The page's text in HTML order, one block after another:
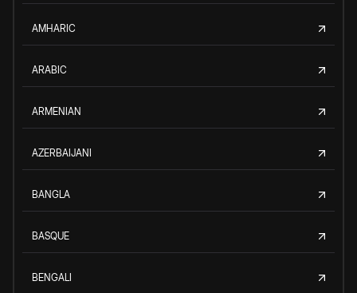
AMHARIC
ARABIC
ARMENIAN
AZERBAIJANI
BANGLA
BASQUE
BENGALI